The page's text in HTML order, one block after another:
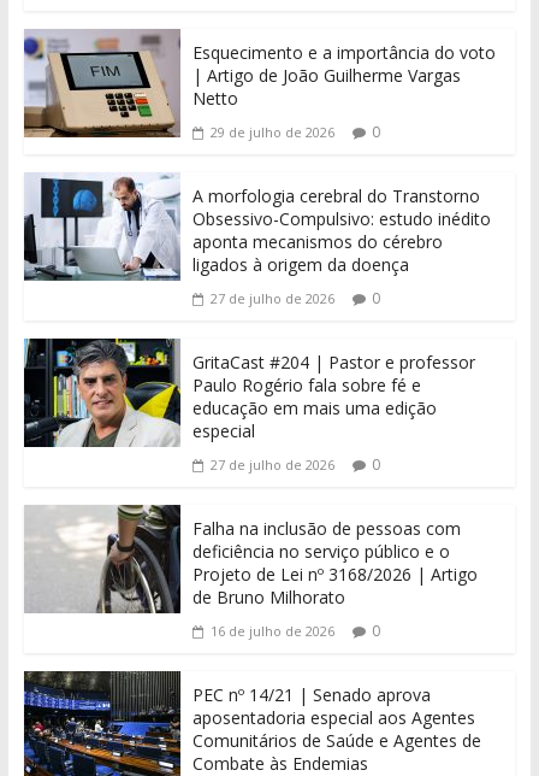
Esquecimento e a importância do voto
| Artigo de João Guilherme Vargas
Netto
29 de julho de 2026 0
A morfologia cerebral do Transtorno
Obsessivo-Compulsivo: estudo inédito
aponta mecanismos do cérebro
ligados à origem da doença
27 de julho de 2026 0
GritaCast #204 | Pastor e professor
Paulo Rogério fala sobre fé e
educação em mais uma edição
especial
27 de julho de 2026 0
Falha na inclusão de pessoas com
deficiência no serviço público e o
Projeto de Lei nº 3168/2026 | Artigo
de Bruno Milhorato
16 de julho de 2026 0
PEC nº 14/21 | Senado aprova
aposentadoria especial aos Agentes
Comunitários de Saúde e Agentes de
Combate às Endemias